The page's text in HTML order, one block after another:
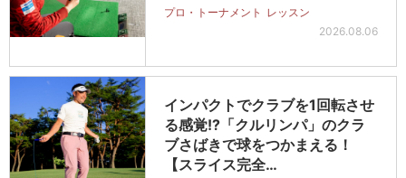
プロ・トーナメント レッスン
2026.08.06
インパクトでクラブを1回転させ
る感覚!?「クルリンパ」のクラ
ブさばきで球をつかまえる！
【スライス完全…